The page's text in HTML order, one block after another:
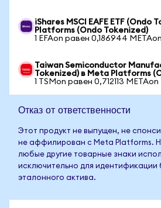
iShares MSCI EAFE ETF (Ondo
Platforms (Ondo Tokenized)
1 EFAon равен 0,186944 METAon
Taiwan Semiconductor
Tokenized) в Meta Platforms
1 TSMon равен 0,712113 METAon
Отказ от ответственности
Этот продукт не выпущен, не
не аффилирован с Meta Platforms.
любые другие товарные знаки
исключительно для идентификации
эталонного актива.